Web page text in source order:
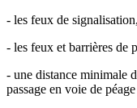
- les feux de signalisation,
- les feux et barrières de
- une distance minimale
passage en voie de